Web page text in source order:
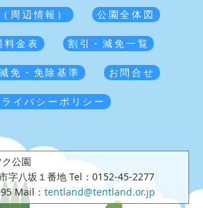
周辺情報） 公園全体図
料金表 割引・減免一覧
免・免除基準 お問合せ
イバシーポリシー
公園
字八坂１番地 Tel：0152-45-2277
Mail： tentland@tentland.or.jp